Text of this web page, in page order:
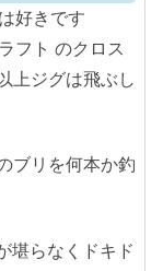
好きです
ト のクロス
上ジグは飛ぶし
ブリを何本か釣
堪らなくドキド